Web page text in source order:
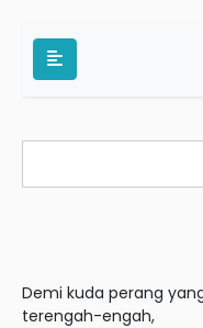
Demi kuda perang
terengah-engah,